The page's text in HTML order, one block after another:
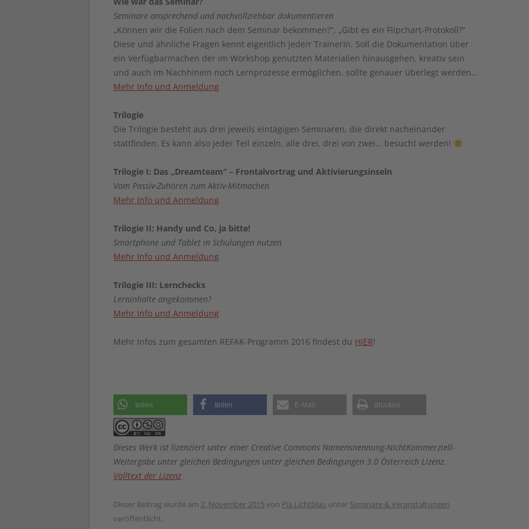
Seminare ansprechend und nachvollziehbar dokumentieren
„Können wir die Folien nach dem Seminar bekommen?“, „Gibt es ein Flipchart-Protokoll?“
Diese und ähnliche Fragen kennt eigentlich jede/r TrainerIn. Soll die Dokumentation über
ein Verfügbarmachen der im Workshop genutzten Materialien hinausgehen, kreativ sein
und auch im Nachhinein noch Lernprozesse ermöglichen, sollte genauer überlegt werden…
Mehr Info und Anmeldung
Trilogie
Die Trilogie besteht aus drei jeweils eintägigen Seminaren, die direkt nacheinander
stattfinden. Es kann also jeder Teil einzeln, alle drei, drei von zwei… besucht werden!
Trilogie I: Das „Dreamteam“ – Frontalvortrag und Aktivierungsinseln
Vom Passiv-Zuhören zum Aktiv-Mitmachen
Mehr Info und Anmeldung
Trilogie II: Handy und Co, ja bitte!
Smartphone und Tablet in Schulungen nutzen
Mehr Info und Anmeldung
Trilogie III: Lernchecks
Lerninhalte angekommen?
Mehr Info und Anmeldung
Mehr Infos zum gesamten REFAK-Programm 2016 findest du HIER!
teilen teilen E-Mail drucken
Dieses Werk ist lizenziert unter einer Creative Commons Namensnennung-NichtKommerziell-
Weitergabe unter gleichen Bedingungen unter gleichen Bedingungen 3.0 Österreich Lizenz.
Volltext der Lizenz
Dieser Beitrag wurde am 2. November 2015von Pia Lichtblau unter Seminare & Veranstaltungen
veröffentlicht.